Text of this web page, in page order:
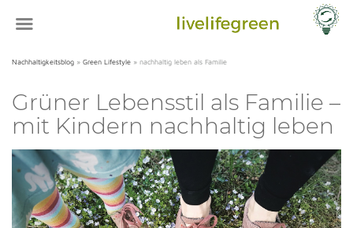
Nachhaltigkeitsblog » Green Lifestyle » nachhaltig leben als Familie
Grüner Lebensstil als Familie –
mit Kindern nachhaltig leben